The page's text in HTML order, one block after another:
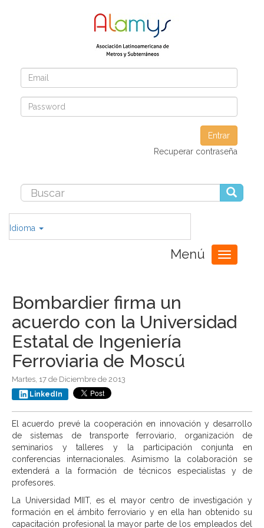
Entrar
Recuperar contraseña
Idioma
Menú
Toggle
navigation
Bombardier firma un
acuerdo con la Universidad
Estatal de Ingeniería
Ferroviaria de Moscú
Martes, 17 de Diciembre de 2013
LinkedIn
El acuerdo prevé la cooperación en innovación y desarrollo
de sistemas de transporte ferroviario, organización de
seminarios y talleres y la participación conjunta en
conferencias internacionales. Asimismo la colaboración se
extenderá a la formación de técnicos especialistas y de
profesores.
La Universidad MIIT, es el mayor centro de investigación y
formación en el ámbito ferroviario y en ella han obtenido su
capacitación profesional la mayor parte de los empleados del